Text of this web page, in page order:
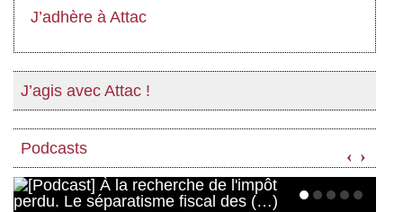
J’adhère à Attac
J’agis avec Attac !
Podcasts ‹ ›